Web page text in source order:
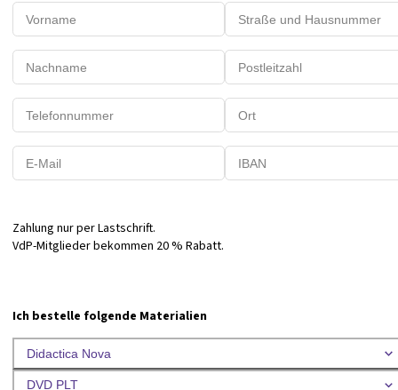
Zahlung nur per Lastschrift.
VdP-Mitglieder bekommen 20 % Rabatt.
Ich bestelle folgende Materialien
Didactica Nova
DVD PLT